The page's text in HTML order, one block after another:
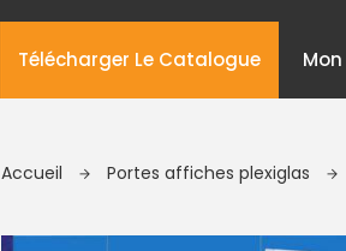
Télécharger Le Catalogue
Accueil Portes affiches plexiglas